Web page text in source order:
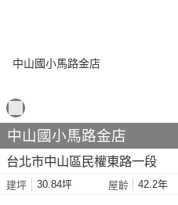
中山國小馬路金店
台北市中山區民權東路一段
建坪 30.84坪 屋齡 42.2年